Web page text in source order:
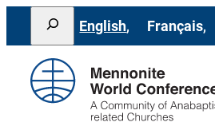
Aller
contenu
Search
English Français